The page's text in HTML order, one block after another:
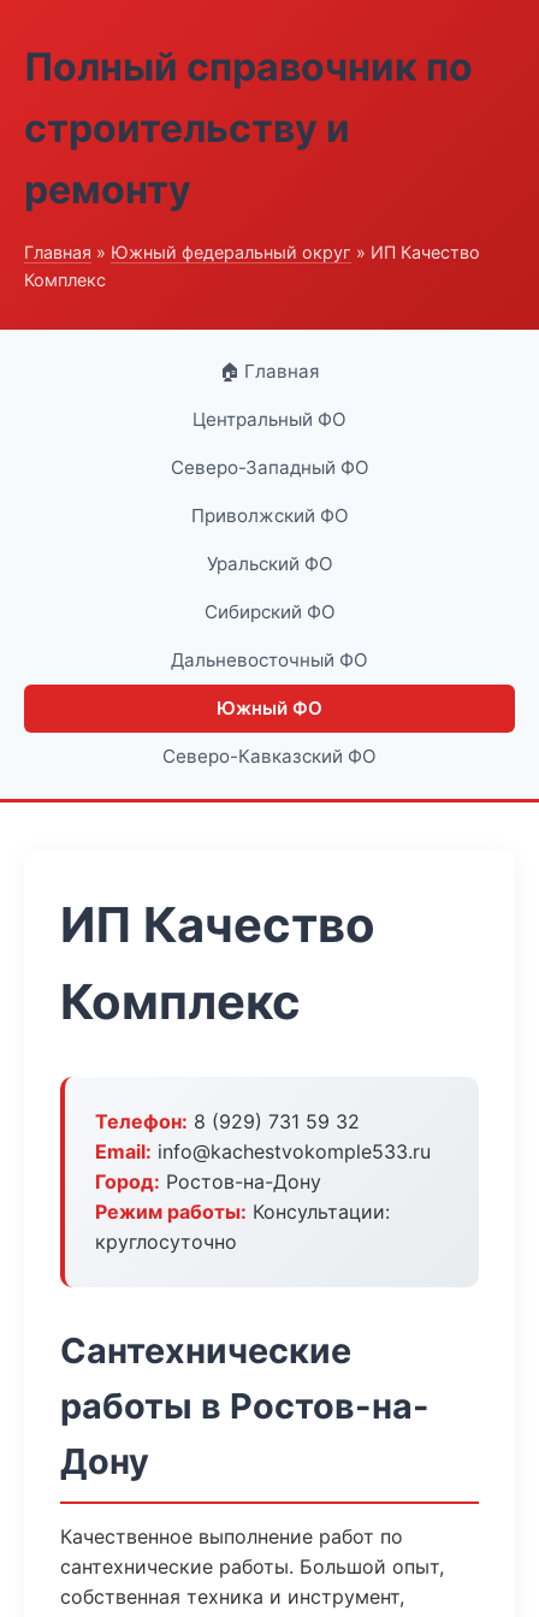
Полный справочник по
строительству и
ремонту
Главная » Южный федеральный округ » ИП Качество
Комплекс
🏠 Главная
Центральный ФО
Северо-Западный ФО
Приволжский ФО
Уральский ФО
Сибирский ФО
Дальневосточный ФО
Южный ФО
Северо-Кавказский ФО
ИП Качество
Комплекс
Телефон: 8 (929) 731 59 32
Email: info@kachestvokomple533.ru
Город: Ростов-на-Дону
Режим работы: Консультации:
круглосуточно
Сантехнические
работы в Ростов-на-
Дону
Качественное выполнение работ по
сантехнические работы. Большой опыт,
собственная техника и инструмент,